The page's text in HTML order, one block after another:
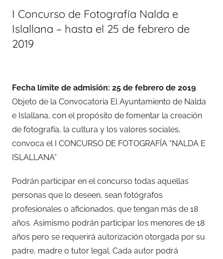
I Concurso de Fotografía Nalda e
Islallana – hasta el 25 de febrero de
2019
Fecha límite de admisión: 25 de febrero de 2019.
Objeto de la Convocatoria El Ayuntamiento de Nalda
e Islallana, con el propósito de fomentar la creación
de fotografía, la cultura y los valores sociales,
convoca el I CONCURSO DE FOTOGRAFÍA “NALDA E
ISLALLANA”
Podrán participar en el concurso todas aquellas
personas que lo deseen, sean fotógrafos
profesionales o aficionados, que tengan más de 18
años. Asimismo podrán participar los menores de 18
años pero se requerirá autorización otorgada por su
padre, madre o tutor legal. Cada autor podrá